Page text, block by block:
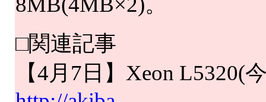
□関連記事
【4月7日】Xeon L5320(